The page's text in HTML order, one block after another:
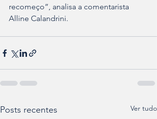
recomeço”, analisa a comentarista
Alline Calandrini.
Posts recentes Ver tudo